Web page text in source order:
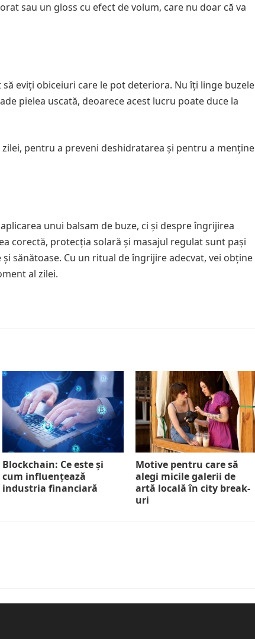
sau un gloss cu efect de volum, care nu doar că va
eviți obiceiuri care le pot deteriora. Nu îți linge buzele
pielea uscată, deoarece acest lucru poate duce la
pentru a preveni deshidratarea și pentru a menține
unui balsam de buze, ci și despre îngrijirea
corectă, protecția solară și masajul regulat sunt pași
sănătoase. Cu un ritual de îngrijire adecvat, vei obține
al zilei.
Blockchain: Ce este și
cum influențează
industria financiară
Motive pentru care să
alegi micile galerii de
artă locală în city break-
uri